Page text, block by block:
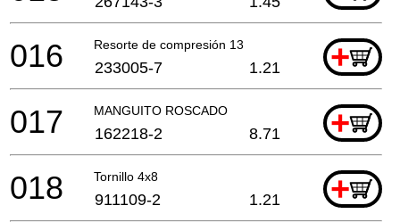
Resorte de compresión 13 +
016 233005-7 1.21
MANGUITO ROSCADO +
017 162218-2 8.71
Tornillo 4x8 +
018 911109-2 1.21